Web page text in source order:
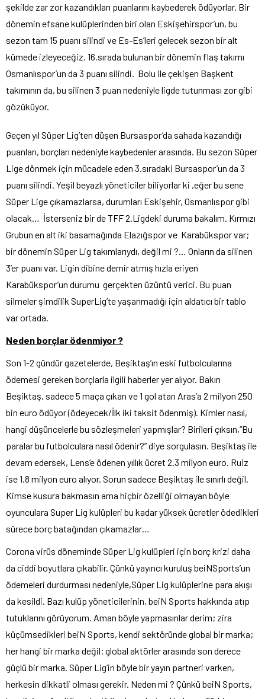
şekilde zar zor kazandıkları puanlarını kaybederek ödüyorlar. Bir
dönemin efsane kulüplerinden biri olan Eskişehirspor’un, bu
sezon tam 15 puanı silindi ve Es-Es’leri gelecek sezon bir alt
kümede izleyeceğiz. 16.sırada bulunan bir dönemin flaş takımı
Osmanlıspor’un da 3 puanı silindi. Bolu ile çekişen Başkent
takımının da, bu silinen 3 puan nedeniyle ligde tutunması zor gibi
gözüküyor.
Geçen yıl Süper Lig’ten düşen Bursaspor’da sahada kazandığı
puanları, borçları nedeniyle kaybedenler arasında. Bu sezon Süper
Lige dönmek için mücadele eden 3.sıradaki Bursaspor’un da 3
puanı silindi. Yeşil beyazlı yöneticiler biliyorlar ki ,eğer bu sene
Süper Lige çıkamazlarsa, durumları Eskişehir, Osmanlıspor gibi
olacak… İsterseniz bir de TFF 2.Ligdeki duruma bakalım. Kırmızı
Grubun en alt iki basamağında Elazığspor ve Karabükspor var;
bir dönemin Süper Lig takımlarıydı, değil mi ?… Onların da silinen
3’er puanı var. Ligin dibine demir atmış hızla eriyen
Karabükspor’un durumu gerçekten üzüntü verici. Bu puan
silmeler şimdilik SuperLig’te yaşanmadığı için aldatıcı bir tablo
var ortada.
Neden borçlar ödenmiyor ?
Son 1-2 gündür gazetelerde, Beşiktaş’ın eski futbolcularına
ödemesi gereken borçlarla ilgili haberler yer alıyor. Bakın
Beşiktaş, sadece 5 maça çıkan ve 1 gol atan Aras’a 2 milyon 250
bin euro ödüyor (ödeyecek/İlk iki taksit ödenmiş). Kimler nasıl,
hangi düşüncelerle bu sözleşmeleri yapmışlar? Birileri çıksın,“Bu
paralar bu futbolculara nasıl ödenir?” diye sorgulasın. Beşiktaş ile
devam edersek, Lens’e ödenen yıllık ücret 2.3 milyon euro. Ruiz
ise 1.8 milyon euro alıyor. Sorun sadece Beşiktaş ile sınırlı değil.
Kimse kusura bakmasın ama hiçbir özelliği olmayan böyle
oyunculara Super Lig kulüpleri bu kadar yüksek ücretler ödedikleri
sürece borç batağından çıkamazlar…
Corona virüs döneminde Süper Lig kulüpleri için borç krizi daha
da ciddi boyutlara çıkabilir. Çünkü yayıncı kuruluş beiNSports’un
ödemeleri durdurması nedeniyle,Süper Lig kulüplerine para akışı
da kesildi. Bazı kulüp yöneticilerinin, beiN Sports hakkında atıp
tutuklarını görüyorum. Aman böyle yapmasınlar derim; zira
küçümsedikleri beiN Sports, kendi sektöründe global bir marka;
her hangi bir marka değil; global aktörler arasında son derece
güçlü bir marka. Süper Lig’in böyle bir yayın partneri varken,
herkesin dikkatli olması gerekir. Neden mi ? Çünkü beiN Sports,